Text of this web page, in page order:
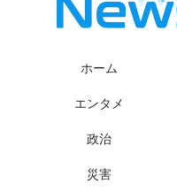
ホーム
エンタメ
政治
災害